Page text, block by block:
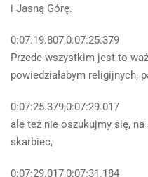
i Jasną Górę.
0:07:19.807,0:07:25.379
Przede wszystkim jest to
powiedziałabym religijnych,
0:07:25.379,0:07:29.017
ale też nie oszukujmy się,
skarbiec,
0:07:29.017,0:07:31.184